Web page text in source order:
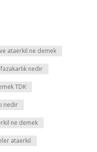
ataerkil ne demek
nedir
TDK
nedir
ne demek
ataerkil